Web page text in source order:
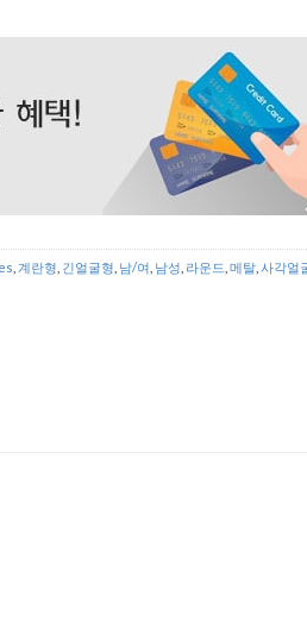
계란형 긴얼굴형 남/여 남성 라운드 메탈 사각얼